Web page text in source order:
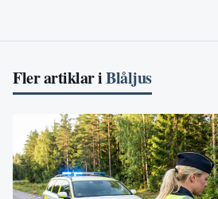
Fler artiklar iBlåljus